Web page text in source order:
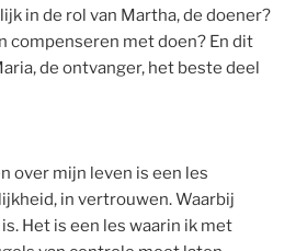
in de rol van Martha, de doener?
compenseren met doen? En dit
de ontvanger, het beste deel
over mijn leven is een les
in vertrouwen. Waarbij
Het is een les waarin ik met